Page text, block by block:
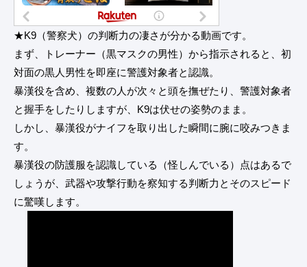
★K9（警察犬）の判断力の凄さが分かる動画です。
まず、トレーナー（黒マスクの男性）から指示されると、初
対面の黒人男性を即座に警護対象者と認識。
暴漢役を含め、複数の人が次々と頭を撫ぜたり、警護対象者
と握手をしたりしますが、K9は伏せの姿勢のまま。
しかし、暴漢役がナイフを取り出した瞬間に腕に咬みつきま
す。
暴漢役の防護服を認識している（怪しんでいる）点はあるで
しょうが、武器や攻撃行動を察知する判断力とそのスピード
に驚嘆します。